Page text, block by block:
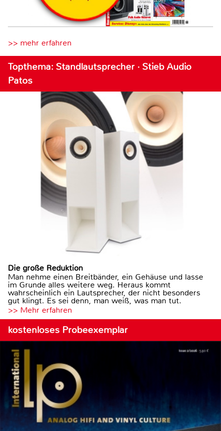
>> mehr erfahren
Topthema: Standlautsprecher · Stieb Audio
Patos
Die große Reduktion
Man nehme einen Breitbänder, ein Gehäuse und lasse
im Grunde alles weitere weg. Heraus kommt
wahrscheinlich ein Lautsprecher, der nicht besonders
gut klingt. Es sei denn, man weiß, was man tut.
>> Mehr erfahren
kostenloses Probeexemplar